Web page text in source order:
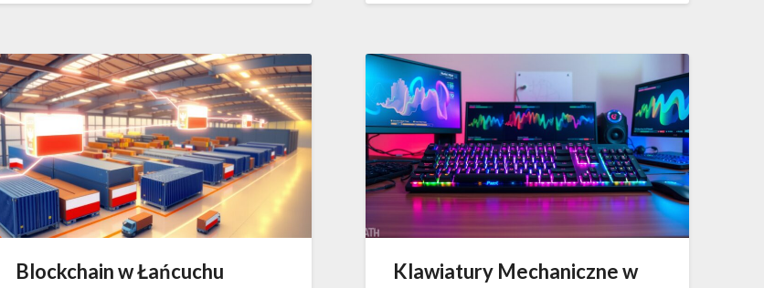
Blockchain w Łańcuchu
Klawiatury Mechaniczne w